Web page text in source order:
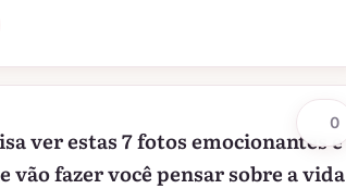
ver estas 7 fotos emocionantes e
vão fazer você pensar sobre a vida
0